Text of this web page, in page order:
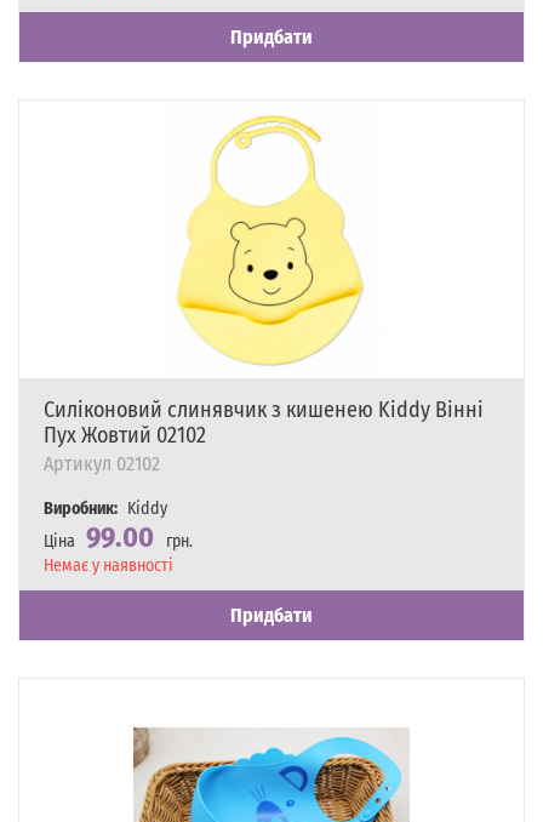
Придбати
Силіконовий слинявчик з кишенею Kiddy Вінні
Пух Жовтий 02102
Артикул 02102
Виробник: Kiddy
Ціна 99.00
грн.
Наявність
Немає у наявності
Придбати